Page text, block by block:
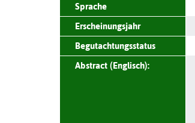
Sprache
Erscheinungsjahr
Begutachtungsstatus
Abstract (Englisch):